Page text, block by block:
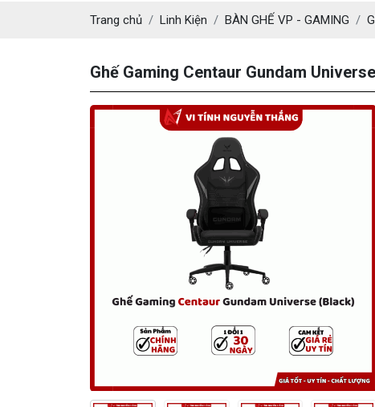
Trang chủ Linh Kiện BÀN GHẾ VP - GAMING
Ghế Gaming Centaur Gundam